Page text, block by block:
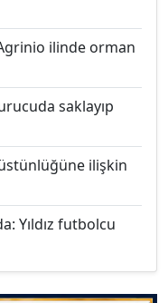
ilinde orman
saklayıp
ilişkin
Yıldız futbolcu